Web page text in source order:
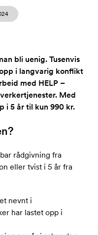
bli uenig. Tusenvis
i langvarig konflikt
med HELP –
Med
i 5 år til kun 990 kr.
rådgivning fra
eller tvist i 5 år fra
nevnt i
har lastet opp i